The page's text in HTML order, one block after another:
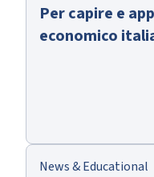
Per capire e
economico
News & Educational